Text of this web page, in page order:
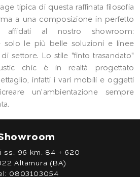
tipica di questa raffinata filosofia
a una composizione in perfetto
affidati al nostro showroom:
solo le più belle soluzioni e linee
settore. Lo stile "finto trasandato"
chic è in realtà progettato
infatti i vari mobili e oggetti
un'ambientazione sempre
ss. 96 km. 84 + 620
Altamura (BA)
0803103054